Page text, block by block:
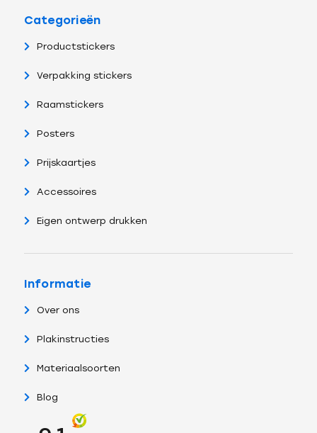
Categorieën
Productstickers
Verpakking stickers
Raamstickers
Posters
Prijskaartjes
Accessoires
Eigen ontwerp drukken
Informatie
Over ons
Plakinstructies
Materiaalsoorten
Blog